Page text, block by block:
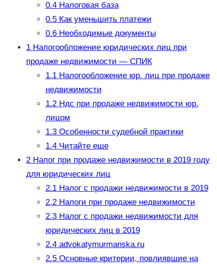
0.4Налоговая база
0.5Как уменьшить платежи
0.6Необходимые документы
1Налогообложение юридических лиц при
продаже недвижимости — СПИК
1.1Налогообложение юр. лиц при продаже
недвижимости
1.2Ндс при продаже недвижимости юр.
лицом
1.3Особенности судебной практики
1.4Читайте еще
2Налог при продаже недвижимости в 2019 году
для юридических лиц
2.1Налог с продажи недвижимости в 2019
2.2Налоги при продаже недвижимости
2.3Налог с продажи недвижимости для
юридических лиц в 2019
2.4advokatymurmanska.ru
2.5Основные критерии, повлиявшие на